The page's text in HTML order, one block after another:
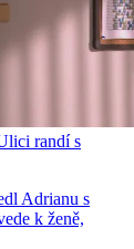
randí s
Adrianu s
k ženě,